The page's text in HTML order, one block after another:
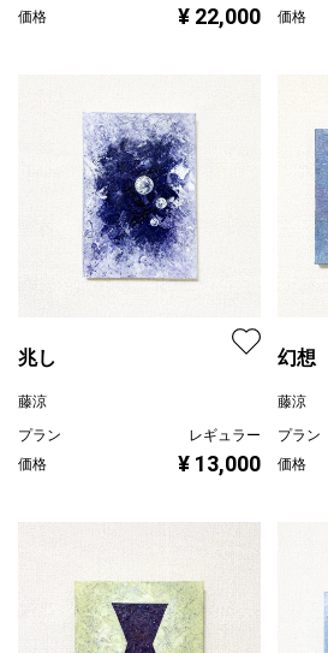
価格
¥ 22,000
価格
兆し
藤涼
プラン
レギュラー
価格
¥ 13,000
幻想
藤涼
プラン
価格